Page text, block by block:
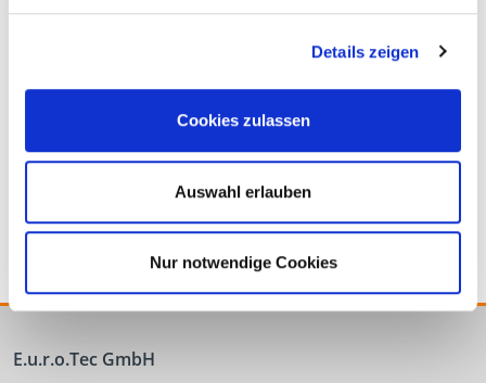
Details zeigen
Cookies zulassen
Auswahl erlauben
Nur notwendige Cookies
E.u.r.o.Tec GmbH